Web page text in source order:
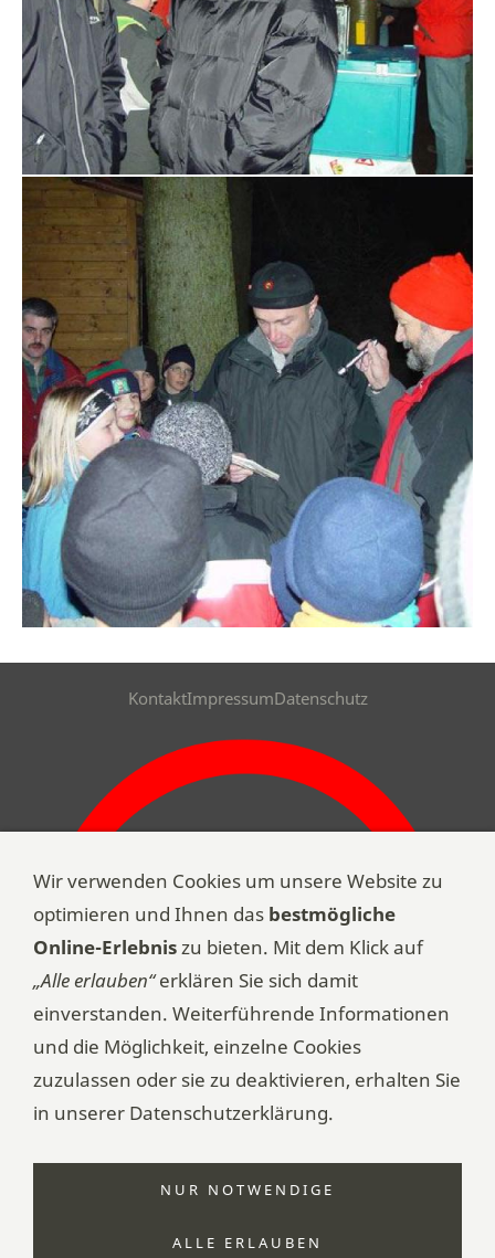
KontaktImpressumDatenschutz
© 2026 | Turnverein Grosshöchstetten | 3506
Wir verwenden Cookies um unsere Website zu
optimieren und Ihnen das bestmögliche
Online-Erlebniszu bieten. Mit dem Klick auf
„Alle erlauben“erklären Sie sich damit
einverstanden. Weiterführende Informationen
und die Möglichkeit, einzelne Cookies
zuzulassen oder sie zu deaktivieren, erhalten Sie
in unserer Datenschutzerklärung.
NUR NOTWENDIGE
ALLE ERLAUBEN